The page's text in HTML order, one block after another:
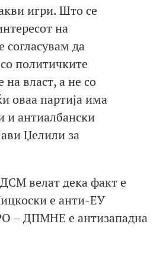
игри. Што се
на
согласувам да
политичките
на власт, а не со
оваа партија има
и антиалбански
Џелили за
велат дека факт е
е анти-ЕУ
– ДПМНЕ е антизападна